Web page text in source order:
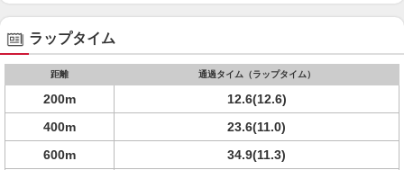
ラップタイム
距離 通過タイム（ラップタイム）
200m
12.6(12.6)
400m
23.6(11.0)
600m
34.9(11.3)